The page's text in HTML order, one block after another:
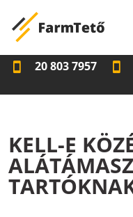
20 803 7957
KELL-E